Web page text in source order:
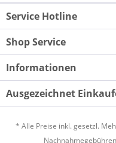
Service Hotline
Shop Service
Informationen
Ausgezeichnet
* Alle Preise inkl. gesetzl.